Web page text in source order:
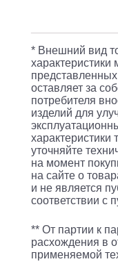
AM
-
0.5м
/
/
3.0
AM/
* Внешний вид
характеристики
оставляет за
потребителя
изделий для
характеристики
уточняйте
на момент
на сайте о
и не является
соответствии с
** От партии к
расхождения в
применяемой